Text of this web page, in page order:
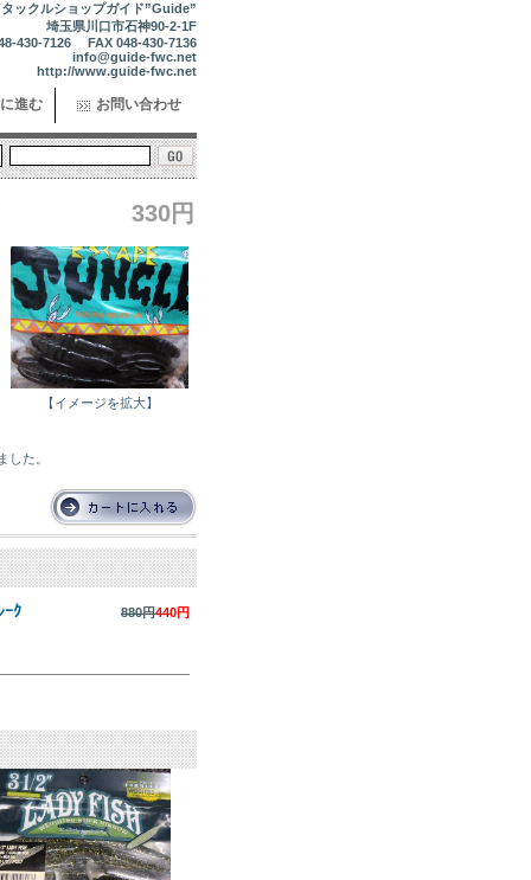
タックルショップガイド”Guide”
埼玉県川口市石神90-2-1F
430-7126 FAX 048-430-7136
info@guide-fwc.net
http://www.guide-fwc.net
進む お問い合わせ
330円
【イメージを拡大】
した。
ｰｸ 880円440円